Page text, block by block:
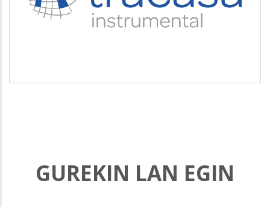
Servicios tecnológicos y modernización
GUREKIN LAN EGIN